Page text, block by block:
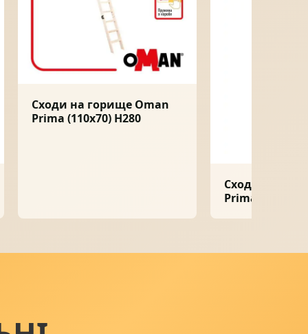
Сходи на горище Oman
Prima (110x70) H280
Сходи на
Prima (110x60)